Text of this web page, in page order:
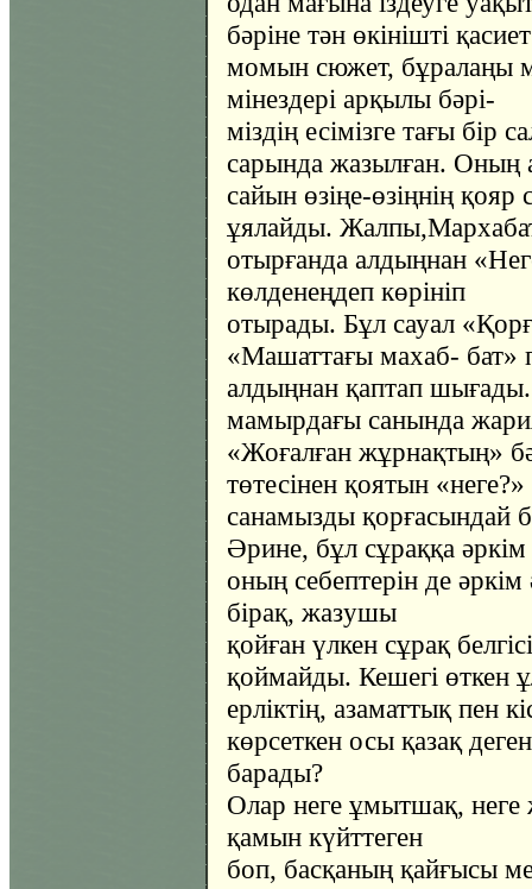
бәріне тән өкінішті
момын сюжет, бұралаңы
мінездері арқылы бәрі-
міздің есімізге тағы
сарында жазылған. Оның
сайын өзіңе-өзіңнің
ұялайды.
отырғанда алдыңнан
көлденеңдеп көрініп
отырады. Бұл сауал
«Машаттағы махаб- бат»
алдыңнан қаптап
мамырдағы санында
«Жоғалған жұрнақтың»
төтесінен қоятын
санамызды қорғасындай
Әрине, бұл сұраққа
оның себептерін де
бірақ, жазушы
қойған үлкен сұрақ
қоймайды. Кешегі өткен
ерліктің, азаматтық пен
көрсеткен осы қазақ
барады?
Олар неге ұмытшақ, неге
қамын күйттеген
боп, басқаның қайғысы